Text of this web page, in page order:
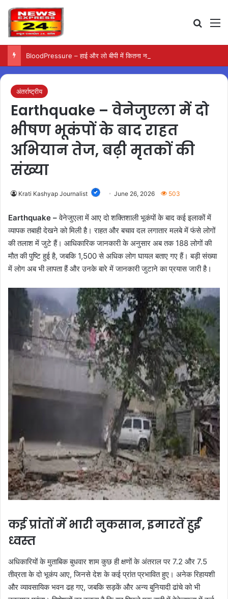
अंतर्राष्ट्रीय
Earthquake – वेनेजुएला में दो
भीषण भूकंपों के बाद राहत
अभियान तेज, बढ़ी मृतकों की
संख्या
Krati Kashyap Journalist June 26, 2026 503
Earthquake –वेनेजुएला में आए दो शक्तिशाली भूकंपों के बाद कई इलाकों में
व्यापक तबाही देखने को मिली है। राहत और बचाव दल लगातार मलबे में फंसे लोगों
की तलाश में जुटे हैं। आधिकारिक जानकारी के अनुसार अब तक 188 लोगों की
मौत की पुष्टि हुई है, जबकि 1,500 से अधिक लोग घायल बताए गए हैं। बड़ी संख्या
में लोग अब भी लापता हैं और उनके बारे में जानकारी जुटाने का प्रयास जारी है।
कई प्रांतों में भारी नुकसान, इमारतें हुईं
ध्वस्त
अधिकारियों के मुताबिक बुधवार शाम कुछ ही क्षणों के अंतराल पर 7.2 और 7.5
तीव्रता के दो भूकंप आए, जिनसे देश के कई प्रांत प्रभावित हुए। अनेक रिहायशी
और व्यावसायिक भवन ढह गए, जबकि सड़कें और अन्य बुनियादी ढांचे को भी